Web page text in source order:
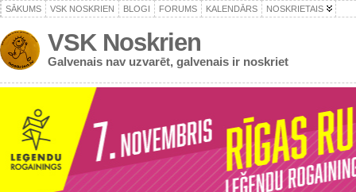
SĀKUMS VSK NOSKRIEN BLOGI FORUMS KALENDĀRS NOSKRIETAIS
VSK Noskrien
Galvenais nav uzvarēt, galvenais ir noskriet